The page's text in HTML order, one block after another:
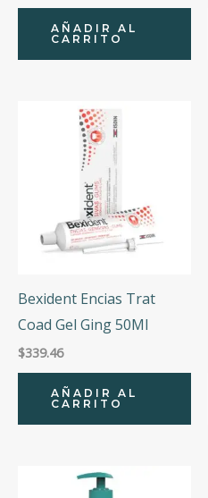
AÑADIR AL
CARRITO
Bexident Encias Trat
Coad Gel Ging 50Ml
$339.46
AÑADIR AL
CARRITO